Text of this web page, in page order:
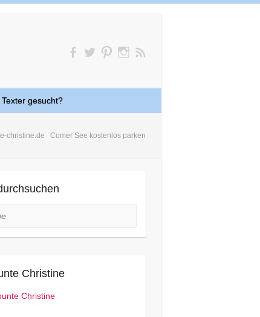
Texter gesucht?
christine.de Comer See kostenlos parken
Christine